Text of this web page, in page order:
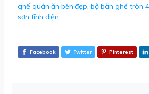
ghế quán ăn bền đẹp, bộ bàn ghế tròn
sơn tĩnh điện
Facebook Twitter Pinterest